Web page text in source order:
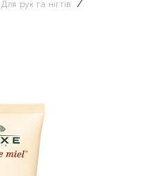
Для рук та нігтів